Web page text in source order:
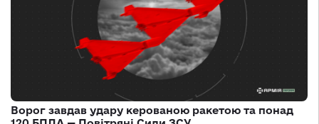
Ворог завдав удару керованою ракетою та понад